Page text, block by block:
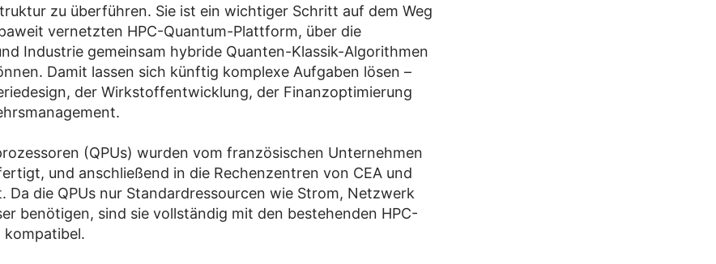
zu überführen. Sie ist ein wichtiger Schritt auf dem Weg
vernetzten HPC-Quantum-Plattform, über die
Industrie gemeinsam hybride Quanten-Klassik-Algorithmen
Damit lassen sich künftig komplexe Aufgaben lösen –
der Wirkstoffentwicklung, der Finanzoptimierung
(QPUs) wurden vom französischen Unternehmen
und anschließend in die Rechenzentren von CEA und
Da die QPUs nur Standardressourcen wie Strom, Netzwerk
benötigen, sind sie vollständig mit den bestehenden HPC-
kompatibel.